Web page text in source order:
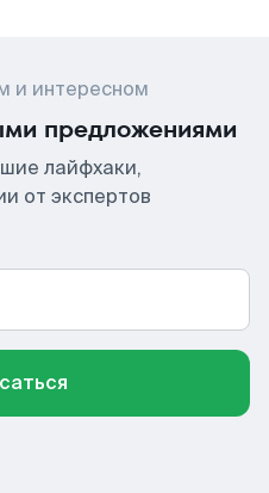
и интересном
предложениями
лайфхаки,
от экспертов